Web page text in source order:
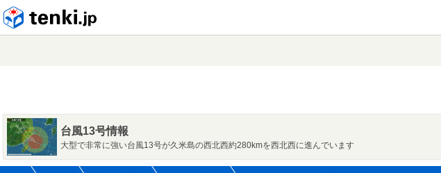
台風13号情報
大型で非常に強い台風13号が久米島の西北西約280kmを西北西に進んでいます